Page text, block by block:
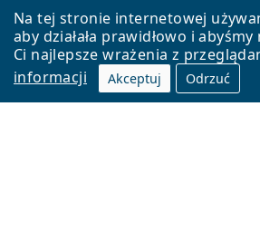
Na tej stronie internetowej
aby działała prawidłowo i
Ci najlepsze wrażenia z
informacji
Akceptuj Odrzuć
Wróć do strony głównej